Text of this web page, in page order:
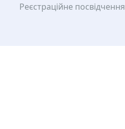
Реєстраційне посвідчення